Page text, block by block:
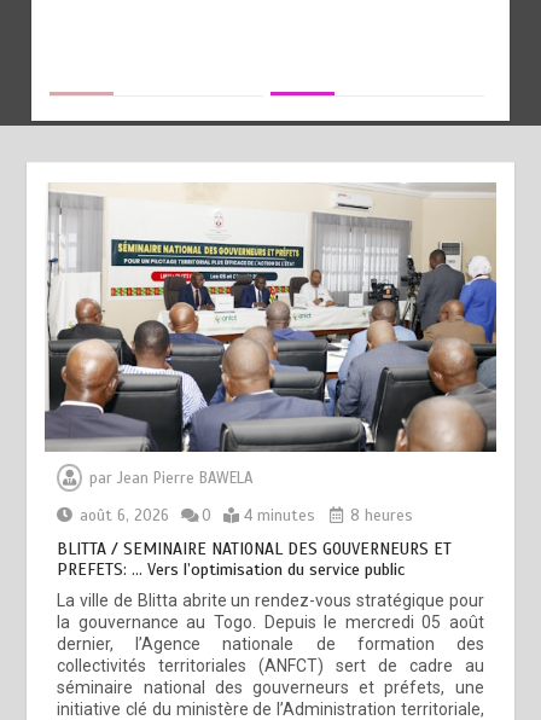
parJean Pierre BAWELA
août 6, 2026
0 4 minutes 8 heures
BLITTA / SEMINAIRE NATIONAL DES GOUVERNEURS ET
PREFETS: … Vers l’optimisation du service public
La ville de Blitta abrite un rendez-vous stratégique pour
la gouvernance au Togo. Depuis le mercredi 05 août
dernier, l’Agence nationale de formation des
collectivités territoriales (ANFCT) sert de cadre au
séminaire national des gouverneurs et préfets, une
initiative clé du ministère de l’Administration territoriale,